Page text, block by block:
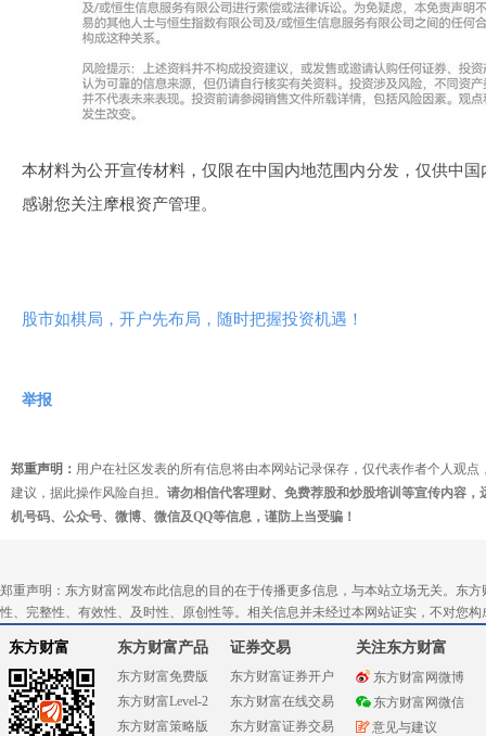
本材料为公开宣传材料，仅限在中国内地范围内分发，仅供中
感谢您关注摩根资产管理。
股市如棋局，开户先布局，随时把握投资机遇！
举报
郑重声明： 用户在社区发表的所有信息将由本网站记录保存，仅代表作者个人观
建议，据此操作风险自担。 请勿相信代客理财、免费荐股和炒股培训等宣传内容
机号码、公众号、微博、微信及QQ等信息，谨防上当受骗！
郑重声明：东方财富网发布此信息的目的在于传播更多信息，与本站立场无关。东
性、完整性、有效性、及时性、原创性等。相关信息并未经过本网站证实，不对您
东方财富 东方财富产品
东方财富免费版
东方财富Level-2
东方财富策略版
证券交易
东方财富证券开户
东方财富在线交易
东方财富证券交易
关注东方财富
东方财富网微博
东方财富网微信
意见与建议